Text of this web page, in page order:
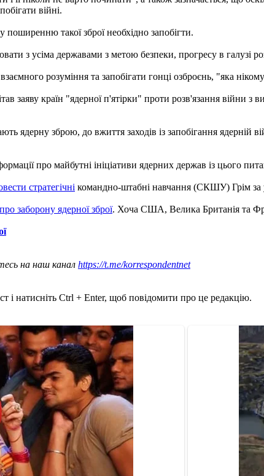
війні.
такої зброї необхідно запобігти.
з усіма державами з метою безпеки, прогресу в галузі
розуміння та запобігати гонці озброєнь, "яка
заяву країн "ядерної п'ятірки" проти розв'язання війни
ядерну зброю, до вжиття заходів із запобігання ядерній
про майбутні ініціативи ядерних держав із цього
стратегічні командно-штабні навчання (СКШУ) Грім за
заборону ядерної зброї. Хоча США, Велика Британія та
на наш канал https://t.me/korrespondentnet
і натисніть Ctrl + Enter, щоб повідомити про це редакцію.